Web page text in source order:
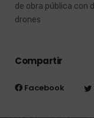
de obra pública con
drones
Compartir
Facebook